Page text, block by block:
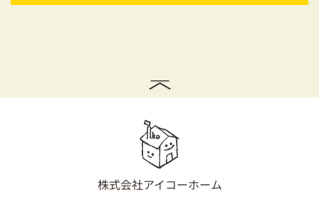
03-3334-0334
株式会社アイコーホーム